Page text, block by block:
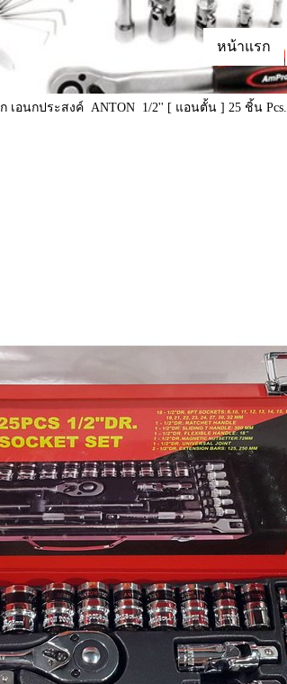
หน้าแรก
เอนกประสงค์ ANTON 1/2'' [ แอนตั้น ] 25 ชิ้น Pcs.